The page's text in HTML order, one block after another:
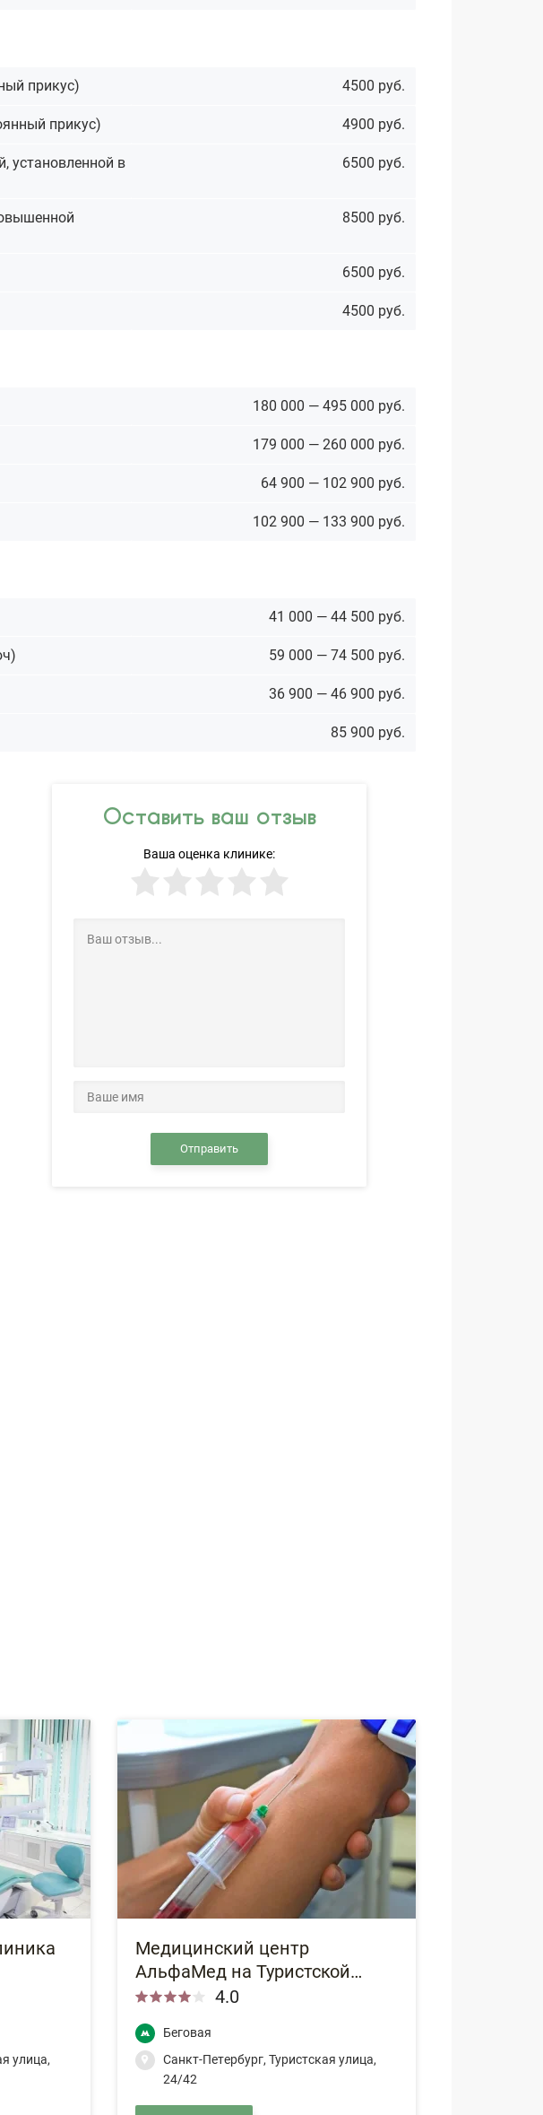
прикус) 4500 руб.
прикус) 4900 руб.
установленной в
6500 руб.
8500 руб.
6500 руб.
4500 руб.
180 000 — 495 000 руб.
179 000 — 260 000 руб.
64 900 — 102 900 руб.
102 900 — 133 900 руб.
41 000 — 44 500 руб.
59 000 — 74 500 руб.
36 900 — 46 900 руб.
85 900 руб.
Оставить ваш отзыв
Ваша оценка клинике:
Отправить
улица,
Медицинский центр
АльфаМед на Туристской
улице
4.0
Беговая
Санкт-Петербург, Туристская улица,
24/42